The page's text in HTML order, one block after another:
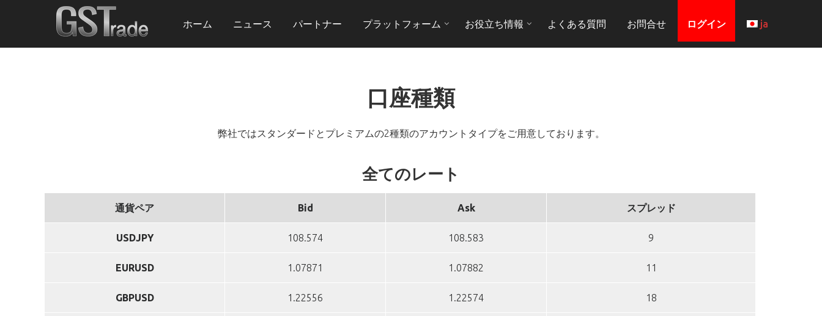
ホーム ニュース パートナー プラットフォーム お役立ち情報 よくある質問 お問合せ ログイン ja
口座種類
弊社ではスタンダードとプレミアムの2種類のアカウントタイプをご用意しております。
全てのレート
通貨ペア Bid Ask スプレッド
USDJPY 108.574 108.583 9
EURUSD 1.07871 1.07882 11
GBPUSD 1.22556 1.22574 18